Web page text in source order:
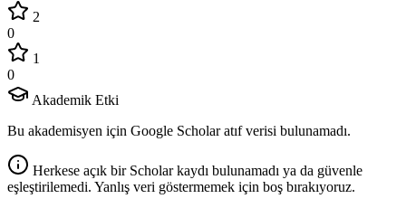
2
0
1
0
Akademik Etki
Bu akademisyen için Google Scholar atıf verisi bulunamadı.
Herkese açık bir Scholar kaydı bulunamadı ya da güvenle
eşleştirilemedi. Yanlış veri göstermemek için boş bırakıyoruz.